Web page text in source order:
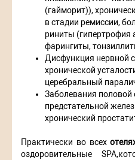
(гайморит)),
в стадии ремиссии,
риниты (гипертрофия
фарингиты,
Дисфункция нервной
хронической
церебральный
Заболевания
предстательной
хронический
Практически во всех
оздоровительные